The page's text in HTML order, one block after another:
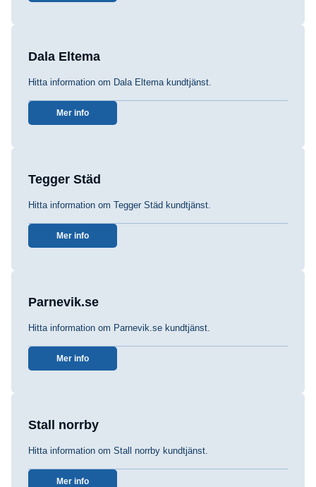
Dala Eltema
Hitta information om Dala Eltema kundtjänst.
Mer info
Tegger Städ
Hitta information om Tegger Städ kundtjänst.
Mer info
Parnevik.se
Hitta information om Parnevik.se kundtjänst.
Mer info
Stall norrby
Hitta information om Stall norrby kundtjänst.
Mer info